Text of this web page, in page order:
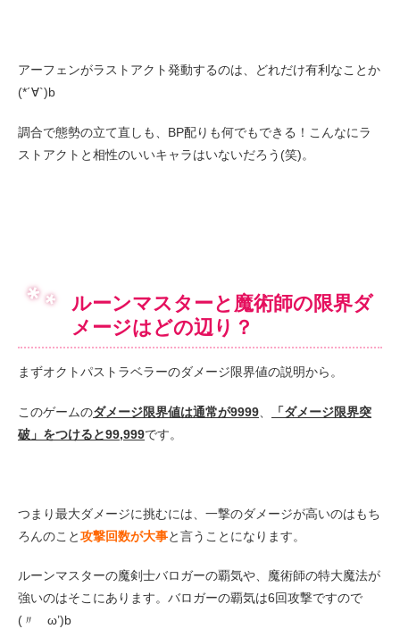
アーフェンがラストアクト発動するのは、どれだけ有利なことか
(*´∀`)b
調合で態勢の立て直しも、BP配りも何でもできる！こんなにラ
ストアクトと相性のいいキャラはいないだろう(笑)。
ルーンマスターと魔術師の限界ダ
メージはどの辺り？
まずオクトパストラベラーのダメージ限界値の説明から。
このゲームのダメージ限界値は通常が9999
「ダメージ限界突
破」をつけると99,999です。
つまり最大ダメージに挑むには、一撃のダメージが高いのはもち
ろんのこと攻撃回数が大事と言うことになります。
ルーンマスターの魔剣士バロガーの覇気や、魔術師の特大魔法が
強いのはそこにあります。バロガーの覇気は6回攻撃ですので
(〃ゝω’)b